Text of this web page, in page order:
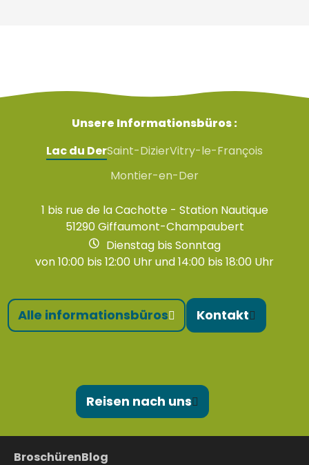
Unsere Informationsbüros :
Lac du DerSaint-DizierVitry-le-François
Montier-en-Der
1 bis rue de la Cachotte - Station Nautique
51290 Giffaumont-Champaubert
Dienstag bis Sonntag
von 10:00 bis 12:00 Uhr und 14:00 bis 18:00 Uhr
Alle informationsbüros Kontakt
Reisen nach uns
BroschürenBlog